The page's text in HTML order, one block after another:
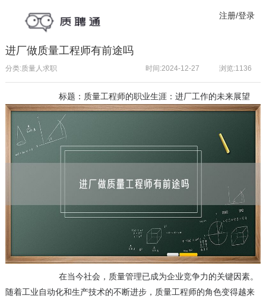
注册/登录
进厂做质量工程师有前途吗
分类:质量人求职 浏览:1136
时间:2024-12-27
标题： 质量工程师的职业生涯：进厂工作的未来展望
在当今社会，质量管理已成为企业竞争力的关键因素。
随着工业自动化和生产技术的不断进步，质量工程师的角色变得越来